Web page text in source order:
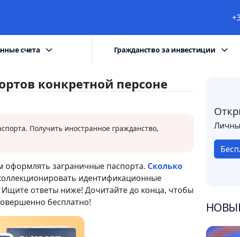
счета Гражданство за инвестиции
конкретной персоне
Получить иностранное гражданство,
оформлять заграничные паспорта. Сколько
идентификационные
ответы ниже! Дочитайте до конца, чтобы
бесплатно!